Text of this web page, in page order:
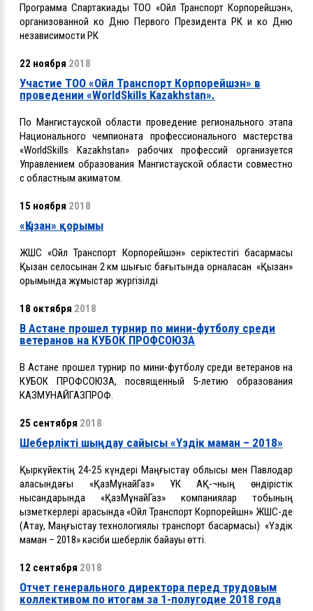
Программа Спартакиады ТОО «Ойл Транспорт Корпорейшэн»,
организованной ко Дню Первого Президента РК и ко Дню
независимости РК
22 ноября 2018
Участие ТОО «Ойл Транспорт Корпорейшэн» в
проведении «WorldSkills Kazakhstan».
По Мангистауской области проведение регионального этапа
Национального чемпионата профессионального мастерства
«WorldSkills Kazakhstan» рабочих профессий организуется
Управлением образования Мангистауской области совместно
с областным акиматом.
15 ноября 2018
«Қызан» қорымы
ЖШС «Ойл Транспорт Корпорейшэн» серіктестігі басқармасы
Қызан селосынан 2 км шығыс бағытында орналасқан «Қызан»
қорымында жұмыстар жүргізілді
18 октября 2018
В Астане прошел турнир по мини-футболу среди
ветеранов на КУБОК ПРОФСОЮЗА
В Астане прошел турнир по мини-футболу среди ветеранов на
КУБОК ПРОФСОЮЗА, посвященный 5-летию образования
КАЗМУНАЙГАЗПРОФ.
25 сентября 2018
Шеберлікті шыңдау сайысы «Үздік маман – 2018»
Қыркүйектің 24-25 күндері Маңғыстау облысы мен Павлодар
қаласындағы «ҚазМұнайГаз» ҰК АҚ-¬ның өндірістік
нысандарында «ҚазМұнайГаз» компаниялар тобының
қызметкерлері арасында «Ойл Транспорт Корпорейшн» ЖШС-де
(Ақтау, Маңғыстау технологиялық транспорт басқармасы) «Үздік
маман – 2018» кәсіби шеберлік байқауы өтті.
12 сентября 2018
Отчет генерального директора перед трудовым
коллективом по итогам за 1-полугодие 2018 года